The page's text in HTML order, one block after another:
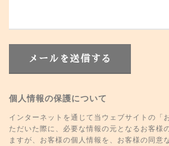
メールを送信する
個人情報の保護について
インターネットを通じて当ウェブサイトの「
ただいた際に、必要な情報の元となるお客様
ますが、お客様の個人情報を、お客様の同意